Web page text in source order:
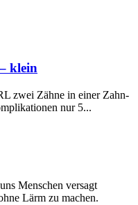
klein
zwei Zähne in einer Zahn-
nur 5...
Menschen versagt
Lärm zu machen.